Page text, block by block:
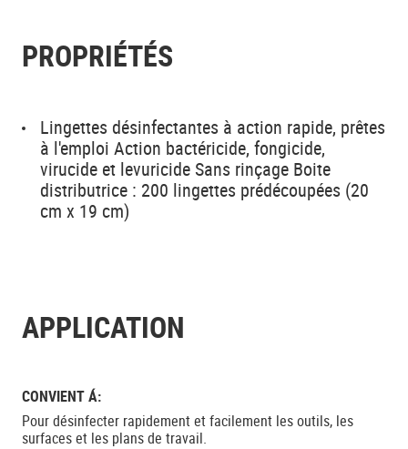
PROPRIÉTÉS
Lingettes désinfectantes à action rapide, prêtes
à l'emploi Action bactéricide, fongicide,
virucide et levuricide Sans rinçage Boite
distributrice : 200 lingettes prédécoupées (20
cm x 19 cm)
APPLICATION
CONVIENT Á:
Pour désinfecter rapidement et facilement les outils, les
surfaces et les plans de travail.